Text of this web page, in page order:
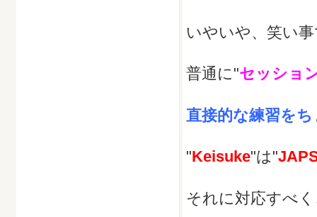
いやいや、笑い
普通に"セッショ
直接的な練習を
"Keisuke"は"
それに対応すべ